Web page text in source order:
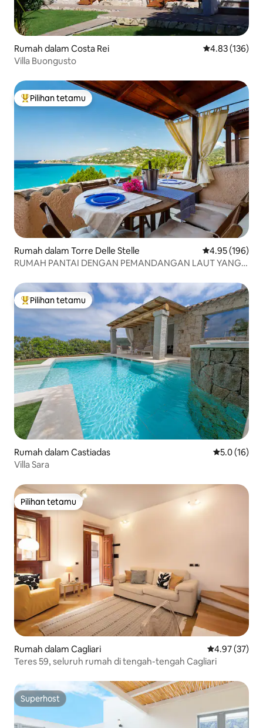
Rumah dalam Costa Rei Penarafan
4.83 (136)
Villa Buongusto
Pilihan utama tetamu
Pilihan tetamu
Rumah dalam Torre Delle Stelle Penarafan
4.95 (196)
RUMAH PANTAI DENGAN PEMANDANGAN LAUT YANG
Pilihan utama tetamu
Pilihan tetamu
Rumah dalam Castiadas Penarafan
5.0 (16)
Villa Sara
Pilihan tetamu
Pilihan tetamu
Rumah dalam Cagliari Penarafan
4.97 (37)
Teres 59, seluruh rumah di tengah-tengah Cagliari
Superhost
Superhost